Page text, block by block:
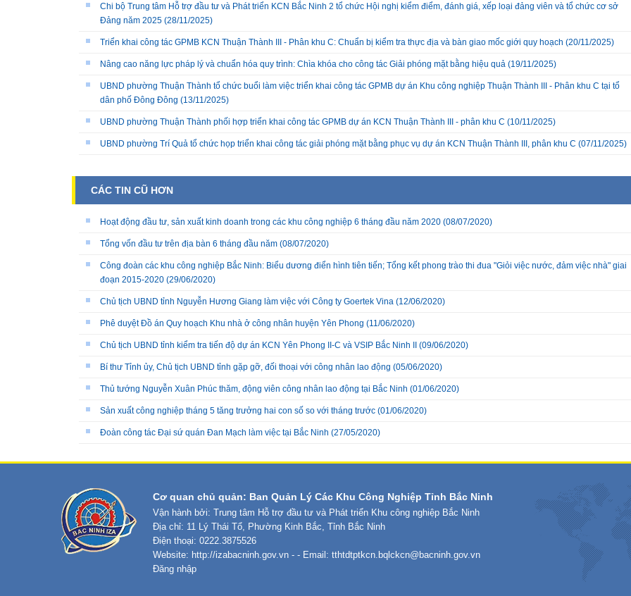
Chi bộ Trung tâm Hỗ trợ đầu tư và Phát triển KCN Bắc Ninh 2 tổ chức Hội nghị kiểm điểm, đánh giá, xếp loại đảng viên và tổ chức cơ sở
Đảng năm 2025 (28/11/2025)
Triển khai công tác GPMB KCN Thuận Thành III - Phân khu C: Chuẩn bị kiểm tra thực địa và bàn giao mốc giới quy hoạch (20/11/2025)
Nâng cao năng lực pháp lý và chuẩn hóa quy trình: Chìa khóa cho công tác Giải phóng mặt bằng hiệu quả (19/11/2025)
UBND phường Thuận Thành tổ chức buổi làm việc triển khai công tác GPMB dự án Khu công nghiệp Thuận Thành III - Phân khu C tại tổ
dân phố Đông Đông (13/11/2025)
UBND phường Thuận Thành phối hợp triển khai công tác GPMB dự án KCN Thuận Thành III - phân khu C (10/11/2025)
UBND phường Trí Quả tổ chức họp triển khai công tác giải phóng mặt bằng phục vụ dự án KCN Thuận Thành III, phân khu C (07/11/2025)
CÁC TIN CŨ HƠN
Hoạt động đầu tư, sản xuất kinh doanh trong các khu công nghiệp 6 tháng đầu năm 2020 (08/07/2020)
Tổng vốn đầu tư trên địa bàn 6 tháng đầu năm (08/07/2020)
Công đoàn các khu công nghiệp Bắc Ninh: Biểu dương điển hình tiên tiến; Tổng kết phong trào thi đua "Giỏi việc nước, đảm việc nhà" giai
đoạn 2015-2020 (29/06/2020)
Chủ tịch UBND tỉnh Nguyễn Hương Giang làm việc với Công ty Goertek Vina (12/06/2020)
Phê duyệt Đồ án Quy hoạch Khu nhà ở công nhân huyện Yên Phong (11/06/2020)
Chủ tịch UBND tỉnh kiểm tra tiến độ dự án KCN Yên Phong II-C và VSIP Bắc Ninh II (09/06/2020)
Bí thư Tỉnh ủy, Chủ tịch UBND tỉnh gặp gỡ, đối thoại với công nhân lao động (05/06/2020)
Thủ tướng Nguyễn Xuân Phúc thăm, động viên công nhân lao động tại Bắc Ninh (01/06/2020)
Sản xuất công nghiệp tháng 5 tăng trưởng hai con số so với tháng trước (01/06/2020)
Đoàn công tác Đại sứ quán Đan Mạch làm việc tại Bắc Ninh (27/05/2020)
Cơ quan chủ quản: Ban Quản Lý Các Khu Công Nghiệp Tỉnh Bắc Ninh
Vận hành bởi: Trung tâm Hỗ trợ đầu tư và Phát triển Khu công nghiệp Bắc Ninh
Địa chỉ: 11 Lý Thái Tổ, Phường Kinh Bắc, Tỉnh Bắc Ninh
Điện thoại: 0222.3875526
Website: http://izabacninh.gov.vn - - Email: tthtdtptkcn.bqlckcn@bacninh.gov.vn
Đăng nhập